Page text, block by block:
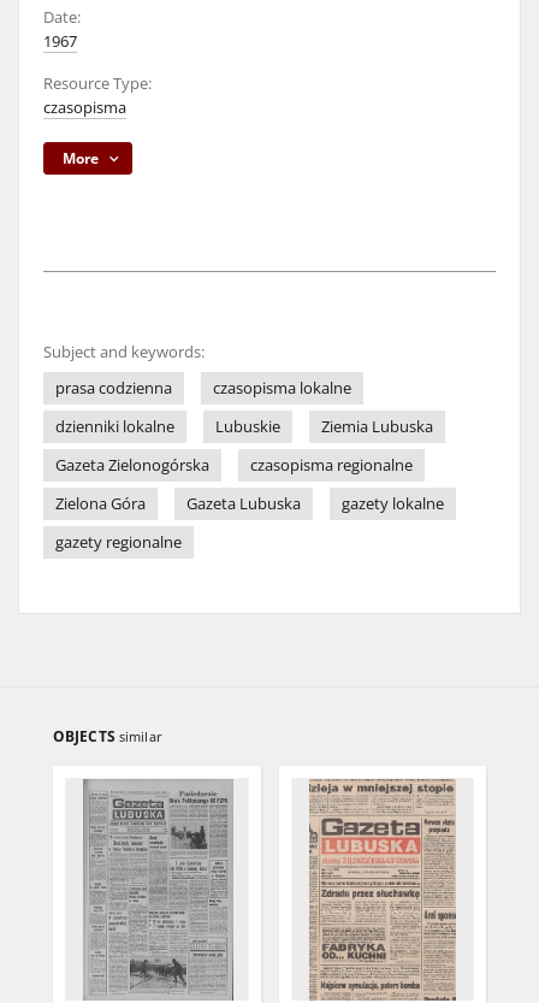
Date:
1967
Resource Type:
czasopisma
More
Subject and keywords:
prasa codzienna
czasopisma lokalne
dzienniki lokalne
Lubuskie
Ziemia Lubuska
Gazeta Zielonogórska
czasopisma regionalne
Zielona Góra
Gazeta Lubuska
gazety lokalne
gazety regionalne
OBJECTS similar